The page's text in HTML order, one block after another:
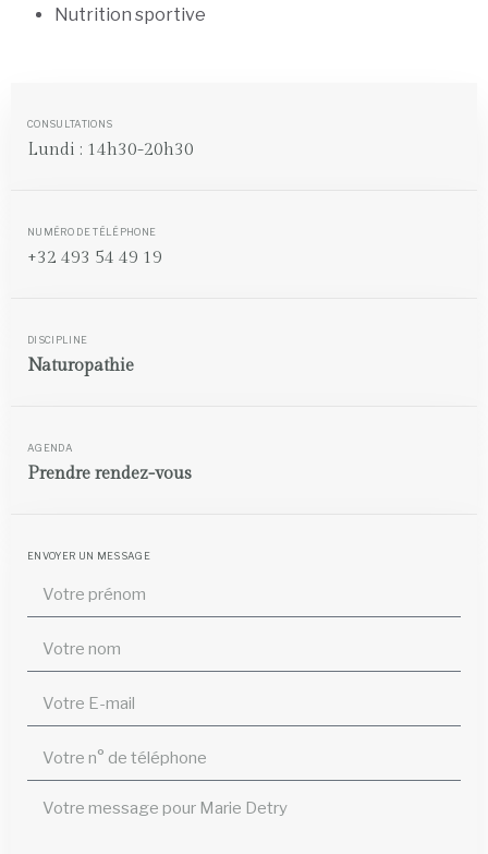
Nutrition sportive
CONSULTATIONS
Lundi : 14h30-20h30
NUMÉRO DE TÉLÉPHONE
+32 493 54 49 19
DISCIPLINE
Naturopathie
AGENDA
Prendre rendez-vous
ENVOYER UN MESSAGE